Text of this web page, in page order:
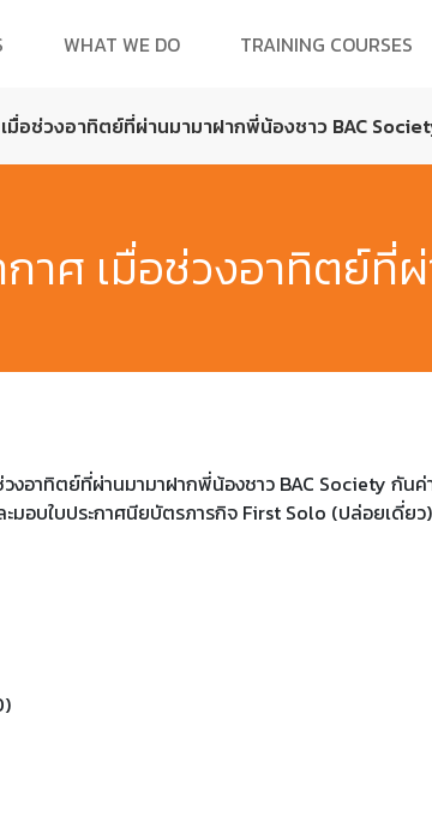
WHAT WE DO TRAINING COURSES
มื่อช่วงอาทิตย์ที่ผ่านมามาฝากพี่น้องชาว BAC
าศ เมื่อช่วงอาทิตย์ที่
วงอาทิตย์ที่ผ่านมามาฝากพี่น้องชาว BAC Society กันค่
มอบใบประกาศนียบัตรภารกิจ First Solo (ปล่อยเดี่ย